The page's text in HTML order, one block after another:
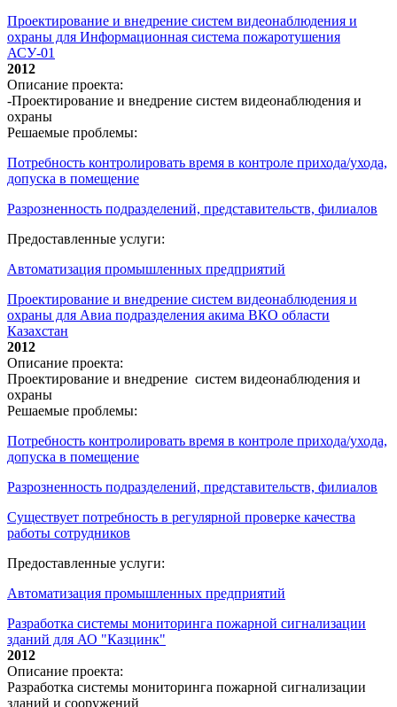
Проектирование и внедрение систем видеонаблюдения и
охраны для Информационная система пожаротушения
АСУ-01
2012
Описание проекта:
-Проектирование и внедрение систем видеонаблюдения и
охраны
Решаемые проблемы:
Потребность контролировать время в контроле прихода/ухода,
допуска в помещение
Разрозненность подразделений, представительств, филиалов
Предоставленные услуги:
Автоматизация промышленных предприятий
Проектирование и внедрение систем видеонаблюдения и
охраны для Авиа подразделения акима ВКО области
Казахстан
2012
Описание проекта:
Проектирование и внедрение систем видеонаблюдения и
охраны
Решаемые проблемы:
Потребность контролировать время в контроле прихода/ухода,
допуска в помещение
Разрозненность подразделений, представительств, филиалов
Существует потребность в регулярной проверке качества
работы сотрудников
Предоставленные услуги:
Автоматизация промышленных предприятий
Разработка системы мониторинга пожарной сигнализации
зданий для АО "Казцинк"
2012
Описание проекта:
Разработка системы мониторинга пожарной сигнализации
зданий и сооружений